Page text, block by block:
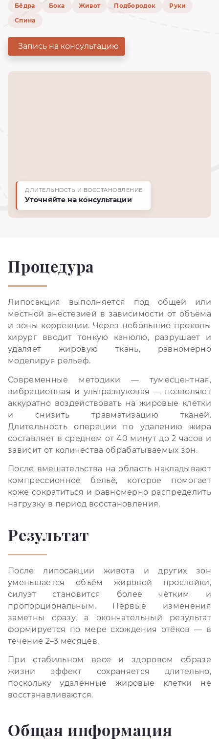
Бёдра Бока Живот Подбородок
Руки
Спина
Запись на консультацию
ДЛИТЕЛЬНОСТЬ И ВОССТАНОВЛЕНИЕ
Уточняйте на консультации
Процедура
Липосакция выполняется под общей или
местной анестезией в зависимости от объёма
и зоны коррекции. Через небольшие проколы
хирург вводит тонкую канюлю, разрушает и
удаляет жировую ткань, равномерно
моделируя рельеф.
Современные методики — тумесцентная,
вибрационная и ультразвуковая — позволяют
аккуратно воздействовать на жировые клетки
и снизить травматизацию тканей.
Длительность операции по удалению жира
составляет в среднем от 40 минут до 2 часов и
зависит от количества обрабатываемых зон.
После вмешательства на область накладывают
компрессионное бельё, которое помогает
коже сократиться и равномерно распределить
нагрузку в период восстановления.
Результат
После липосакции живота и других зон
уменьшается объём жировой прослойки,
силуэт становится более чётким и
пропорциональным. Первые изменения
заметны сразу, а окончательный результат
формируется по мере схождения отёков — в
течение 2–3 месяцев.
При стабильном весе и здоровом образе
жизни эффект сохраняется длительно,
поскольку удалённые жировые клетки не
восстанавливаются.
Общая информация